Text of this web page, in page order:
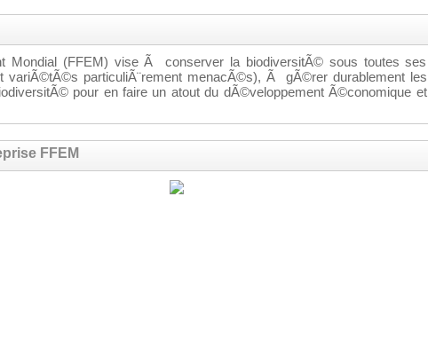
Mondial (FFEM) vise Ã conserver la biodiversitÃ© sous toutes ses
variÃ©tÃ©s particuliÃ¨rement menacÃ©s), Ã gÃ©rer durablement les
pour en faire un atout du dÃ©veloppement Ã©conomique et
FFEM